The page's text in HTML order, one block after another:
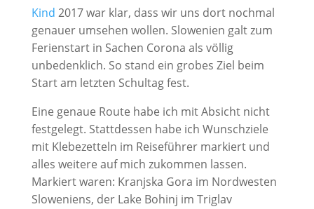
Kind 2017 war klar, dass wir uns dort nochmal
genauer umsehen wollen. Slowenien galt zum
Ferienstart in Sachen Corona als völlig
unbedenklich. So stand ein grobes Ziel beim
Start am letzten Schultag fest.
Eine genaue Route habe ich mit Absicht nicht
festgelegt. Stattdessen habe ich Wunschziele
mit Klebezetteln im Reiseführer markiert und
alles weitere auf mich zukommen lassen.
Markiert waren: Kranjska Gora im Nordwesten
Sloweniens, der Lake Bohinj im Triglav